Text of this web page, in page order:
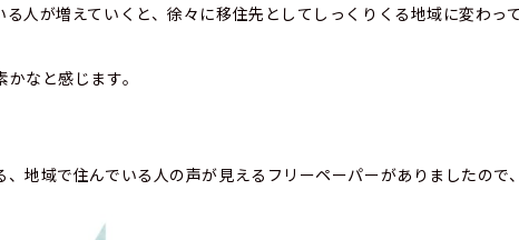
人が増えていくと、徐々に移住先としてしっくりくる地域に変わっ
なと感じます。
地域で住んでいる人の声が見えるフリーペーパーがありましたので